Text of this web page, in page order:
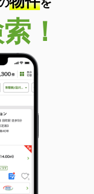
３丁目
東
！